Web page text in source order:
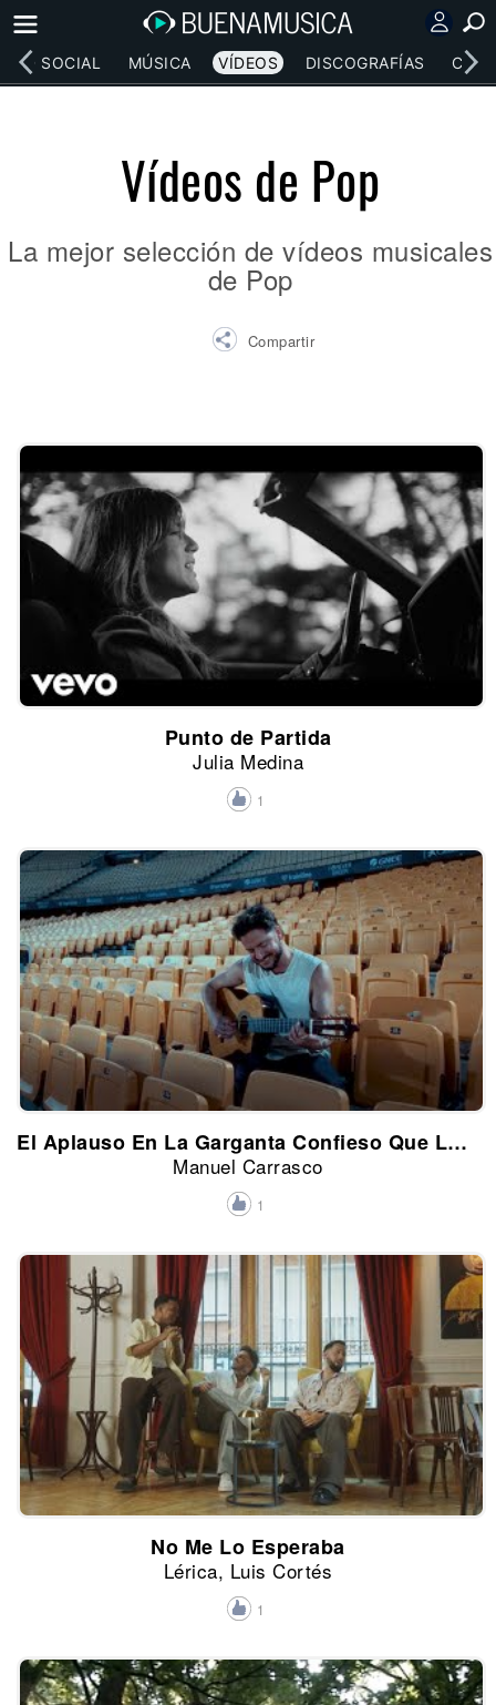
RED SOCIAL MÚSICA VÍDEOS DISCOGRAFÍAS
Vídeos de Pop
La mejor selección de vídeos musicales
de Pop
Compartir
Punto de Partida
Julia Medina
1
El Aplauso En La Garganta Confieso Que Lo He Sentido
Manuel Carrasco
1
No Me Lo Esperaba
Lérica, Luis Cortés
1